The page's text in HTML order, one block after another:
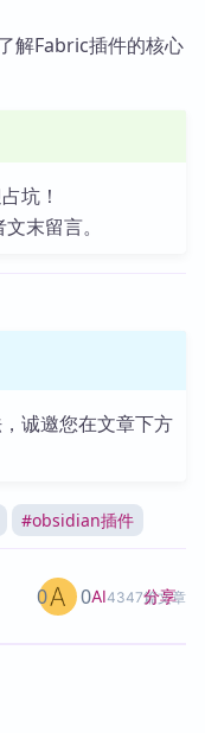
解Fabric插件的核心
坑！
末留言。
诚邀您在文章下方
#obsidian插件
AI4347篇文章
0 0 分享